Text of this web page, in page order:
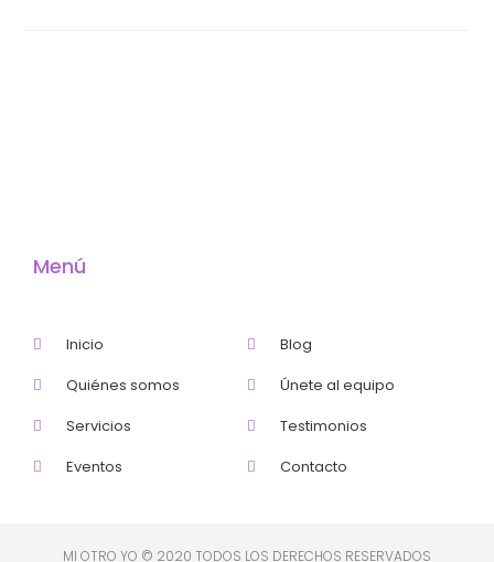
Menú
Inicio
Quiénes somos
Servicios
Eventos
Blog
Únete al equipo
Testimonios
Contacto
MI OTRO YO © 2020 TODOS LOS DERECHOS RESERVADOS